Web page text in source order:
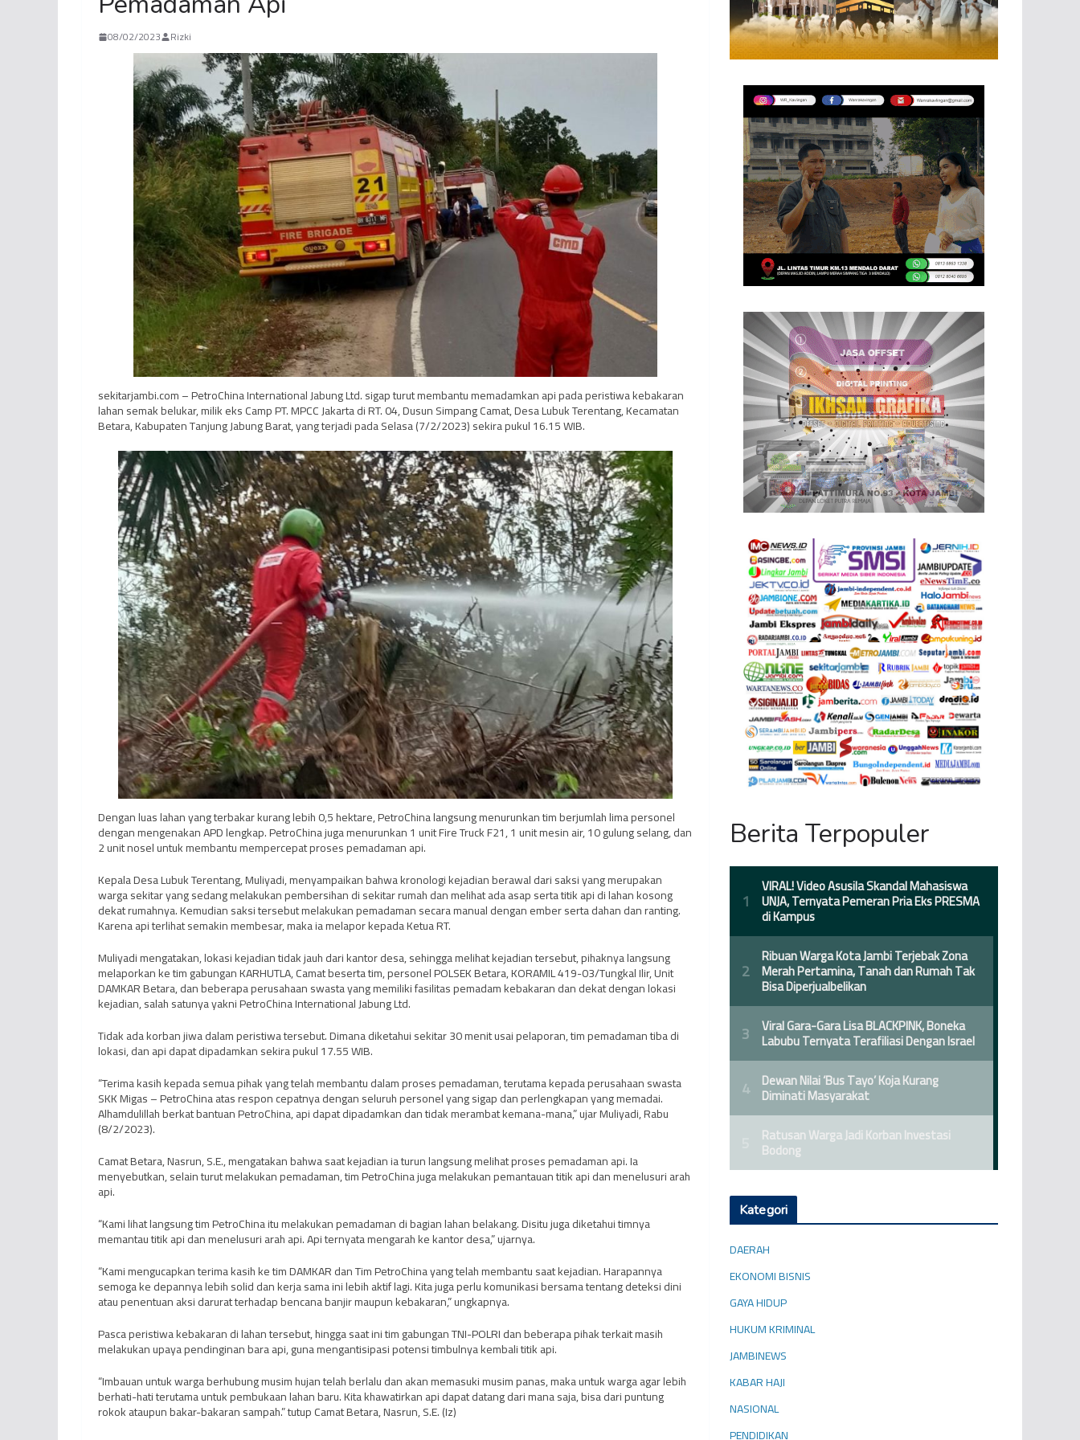
08/02/2023 Rizki
sekitarjambi.com – PetroChina International Jabung Ltd. sigap turut membantu memadamkan api pada peristiwa kebakaran
lahan semak belukar, milik eks Camp PT. MPCC Jakarta di RT. 04, Dusun Simpang Camat, Desa Lubuk Terentang, Kecamatan
Betara, Kabupaten Tanjung Jabung Barat, yang terjadi pada Selasa (7/2/2023) sekira pukul 16.15 WIB.
Dengan luas lahan yang terbakar kurang lebih 0,5 hektare, PetroChina langsung menurunkan tim berjumlah lima personel
dengan mengenakan APD lengkap. PetroChina juga menurunkan 1 unit Fire Truck F21, 1 unit mesin air, 10 gulung selang, dan
2 unit nosel untuk membantu mempercepat proses pemadaman api.
Kepala Desa Lubuk Terentang, Muliyadi, menyampaikan bahwa kronologi kejadian berawal dari saksi yang merupakan
warga sekitar yang sedang melakukan pembersihan di sekitar rumah dan melihat ada asap serta titik api di lahan kosong
dekat rumahnya. Kemudian saksi tersebut melakukan pemadaman secara manual dengan ember serta dahan dan ranting.
Karena api terlihat semakin membesar, maka ia melapor kepada Ketua RT.
Muliyadi mengatakan, lokasi kejadian tidak jauh dari kantor desa, sehingga melihat kejadian tersebut, pihaknya langsung
melaporkan ke tim gabungan KARHUTLA, Camat beserta tim, personel POLSEK Betara, KORAMIL 419-03/Tungkal Ilir, Unit
DAMKAR Betara, dan beberapa perusahaan swasta yang memiliki fasilitas pemadam kebakaran dan dekat dengan lokasi
kejadian, salah satunya yakni PetroChina International Jabung Ltd.
Tidak ada korban jiwa dalam peristiwa tersebut. Dimana diketahui sekitar 30 menit usai pelaporan, tim pemadaman tiba di
lokasi, dan api dapat dipadamkan sekira pukul 17.55 WIB.
“Terima kasih kepada semua pihak yang telah membantu dalam proses pemadaman, terutama kepada perusahaan swasta
SKK Migas – PetroChina atas respon cepatnya dengan seluruh personel yang sigap dan perlengkapan yang memadai.
Alhamdulillah berkat bantuan PetroChina, api dapat dipadamkan dan tidak merambat kemana-mana,” ujar Muliyadi, Rabu
(8/2/2023).
Camat Betara, Nasrun, S.E., mengatakan bahwa saat kejadian ia turun langsung melihat proses pemadaman api. Ia
menyebutkan, selain turut melakukan pemadaman, tim PetroChina juga melakukan pemantauan titik api dan menelusuri arah
api.
“Kami lihat langsung tim PetroChina itu melakukan pemadaman di bagian lahan belakang. Disitu juga diketahui timnya
memantau titik api dan menelusuri arah api. Api ternyata mengarah ke kantor desa,” ujarnya.
“Kami mengucapkan terima kasih ke tim DAMKAR dan Tim PetroChina yang telah membantu saat kejadian. Harapannya
semoga ke depannya lebih solid dan kerja sama ini lebih aktif lagi. Kita juga perlu komunikasi bersama tentang deteksi dini
atau penentuan aksi darurat terhadap bencana banjir maupun kebakaran,” ungkapnya.
Pasca peristiwa kebakaran di lahan tersebut, hingga saat ini tim gabungan TNI-POLRI dan beberapa pihak terkait masih
melakukan upaya pendinginan bara api, guna mengantisipasi potensi timbulnya kembali titik api.
“Imbauan untuk warga berhubung musim hujan telah berlalu dan akan memasuki musim panas, maka untuk warga agar lebih
berhati-hati terutama untuk pembukaan lahan baru. Kita khawatirkan api dapat datang dari mana saja, bisa dari puntung
rokok ataupun bakar-bakaran sampah.” tutup Camat Betara, Nasrun, S.E. (Iz)
Berita Terpopuler
Kategori
DAERAH
EKONOMI BISNIS
GAYA HIDUP
HUKUM KRIMINAL
JAMBINEWS
KABAR HAJI
NASIONAL
PENDIDIKAN